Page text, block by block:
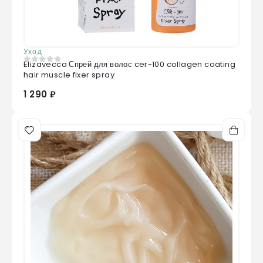
Phellodendron Amurense Bark/Polygonum
Cuspidatum Root/Prunella Vulgaris/Torilis
Ginseng Root Extract
Уход
0из 5
Elizavecca Спрей для волос cer-100 collagen coating
hair muscle fixer spray
1 290 ₽